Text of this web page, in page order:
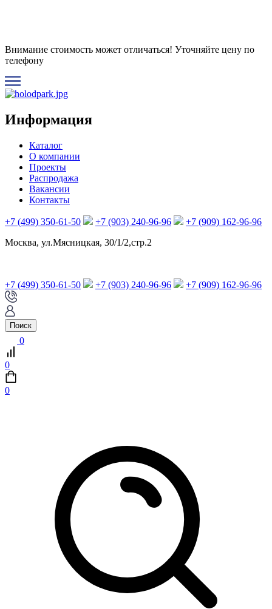
Внимание стоимость может отличаться! Уточняйте цену по
телефону
Информация
Каталог
О компании
Проекты
Распродажа
Вакансии
Контакты
+7 (499) 350-61-50 +7 (903) 240-96-96
+7 (909) 162-96-96
Москва, ул.Мясницкая, 30/1/2,стр.2
+7 (499) 350-61-50 +7 (903) 240-96-96 +7 (909) 162-96-96
Поиск
0
0
0